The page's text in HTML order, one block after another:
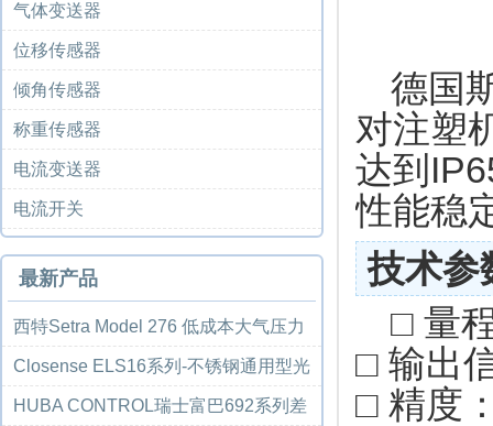
德国
对注塑
达到
性能稳
技术参
□ 量
□ 输出
□ 精度
气体变送器
位移传感器
倾角传感器
称重传感器
电流变送器
电流开关
最新产品
西特Setra Model 276 低成本大气压力
传感器...
Closense ELS16系列-不锈钢通用型光
电液位开...
HUBA CONTROL瑞士富巴692系列差